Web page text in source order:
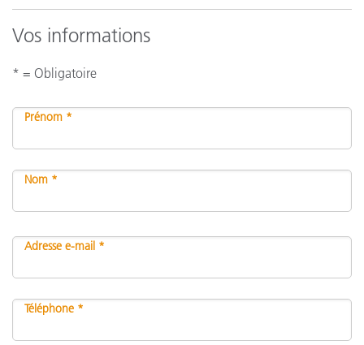
Vos informations
* = Obligatoire
Prénom *
Nom *
Adresse e-mail *
Téléphone *